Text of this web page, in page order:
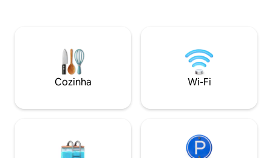
apartamento é
cidade Venha!
Cozinha Wi-Fi